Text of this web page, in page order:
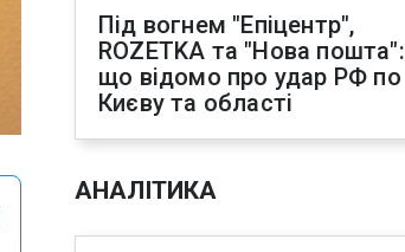
Під вогнем "Епіцентр",
ROZETKA та "Нова пошта":
що відомо про удар РФ по
Києву та області
АНАЛІТИКА